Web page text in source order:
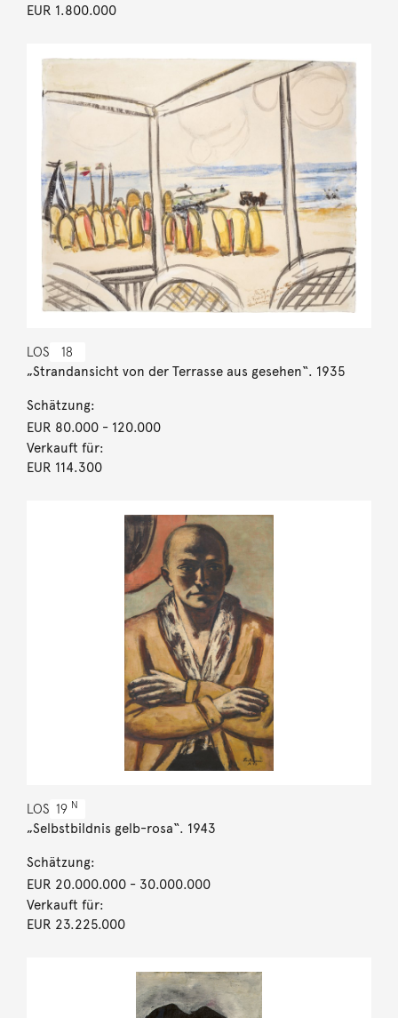
EUR 1.800.000
LOS 18
„Strandansicht von der Terrasse aus gesehen“. 1935
Schätzung:
EUR 80.000- 120.000
Verkauft für:
EUR 114.300
LOS 19 N
„Selbstbildnis gelb-rosa“. 1943
Schätzung:
EUR 20.000.000- 30.000.000
Verkauft für:
EUR 23.225.000